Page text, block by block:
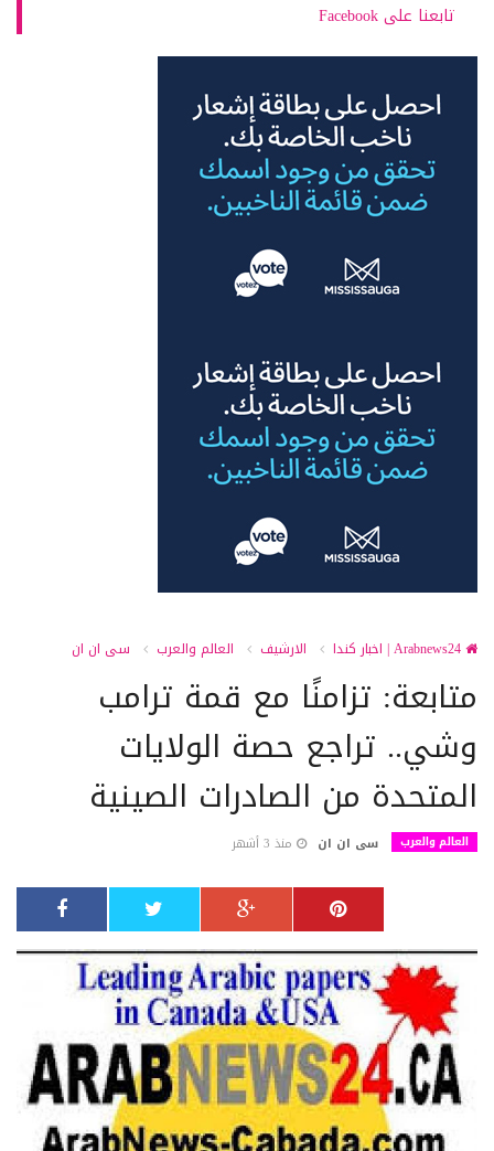
تابعنا على Facebook
الارشيف العالم والعرب سى ان ان
متابعة: تزامنًا مع قمة ترامب
وشي.. تراجع حصة الولايات
المتحدة من الصادرات الصينية
العالم والعرب سى ان ان منذ 3 أشهر